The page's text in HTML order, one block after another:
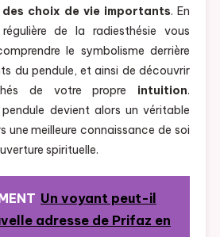
choix de vie importants. En
de la radiesthésie vous
le symbolisme derrière
du pendule, et ainsi de découvrir
de votre propre intuition.
pendule devient alors un véritable
une meilleure connaissance de soi
spirituelle.
Un voyant peut-il
adresse de Prifaz en